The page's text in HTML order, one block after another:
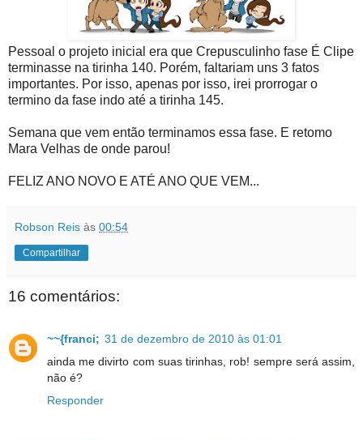
Pessoal o projeto inicial era que Crepusculinho fase É Clipe
terminasse na tirinha 140. Porém, faltariam uns 3 fatos
importantes. Por isso, apenas por isso, irei prorrogar o
termino da fase indo até a tirinha 145.
Semana que vem então terminamos essa fase. E retomo
Mara Velhas de onde parou!
FELIZ ANO NOVO E ATÉ ANO QUE VEM...
Robson Reis às 00:54
Compartilhar
16 comentários:
~~{franci; 31 de dezembro de 2010 às 01:01
ainda me divirto com suas tirinhas, rob! sempre será assim,
não é?
Responder